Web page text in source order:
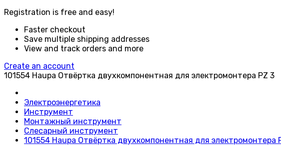
Registration is free and easy!
Faster checkout
Save multiple shipping addresses
View and track orders and more
Create an account
101554 Haupa Отвёртка двухкомпонентная для электромонтера PZ 3
Электроэнергетика
Инструмент
Монтажный инструмент
Слесарный инструмент
101554 Haupa Отвёртка двухкомпонентная для электромонтера